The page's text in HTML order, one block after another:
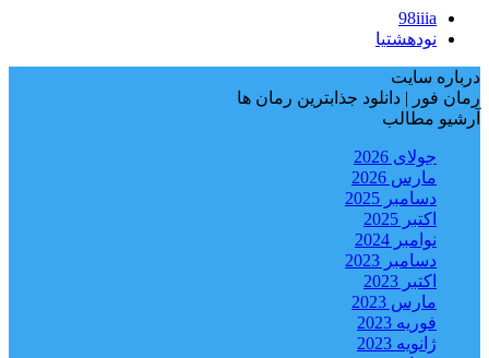
98iiia
نودهشتیا
درباره سایت
رمان فور | دانلود جذابترین رمان ها
آرشیو مطالب
جولای 2026
مارس 2026
دسامبر 2025
اکتبر 2025
نوامبر 2024
دسامبر 2023
اکتبر 2023
مارس 2023
فوریه 2023
ژانویه 2023